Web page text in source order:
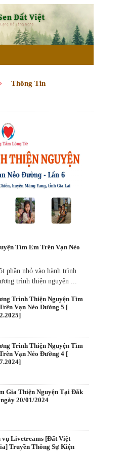
Thông Tin
Tìm Em Trên Vạn Nẻo
phần nhỏ vào hành trình
trình thiện nguyện ...
Trình Thiện Nguyện Tìm
Vạn Nẻo Đường 5 [
Trình Thiện Nguyện Tìm
Vạn Nẻo Đường 4 [
Gia Thiện Nguyện Tại Đắk
20/01/2024
vụ Livetreams [Đất Việt
Truyền Thông Sự Kiện